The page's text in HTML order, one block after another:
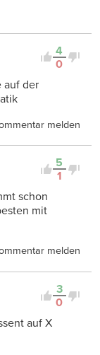
4
0
auf der
melden
5
1
schon
mit
melden
3
0
auf X